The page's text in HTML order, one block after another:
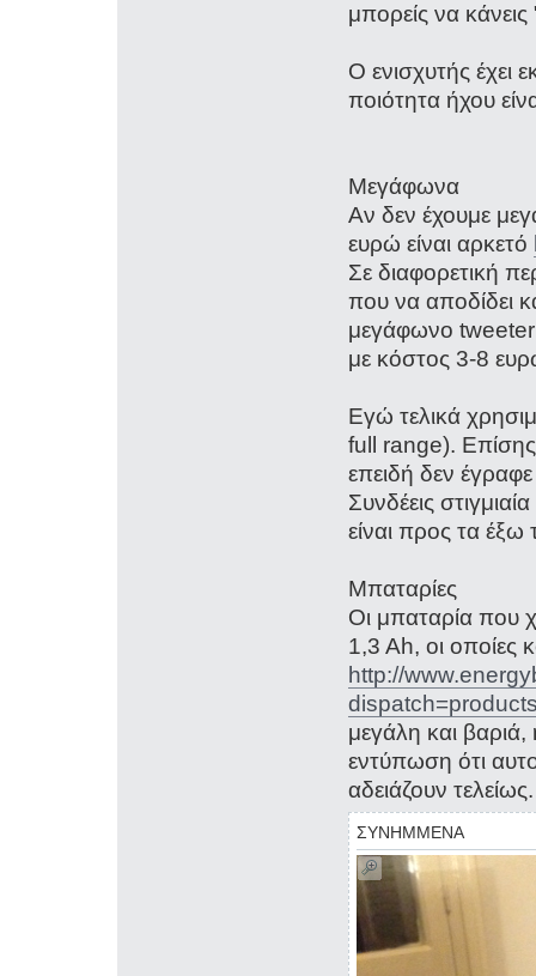
μπορείς να
Ο ενισχυτής έχει
ποιότητα ήχου
Μεγάφωνα
Αν δεν έχουμε
ευρώ είναι αρκετό
Σε διαφορετική
που να αποδίδει
μεγάφωνο
με κόστος 3-8
Εγώ τελικά
full range). Επίσης
επειδή δεν
Συνδέεις
είναι προς τα έξω
Μπαταρίες
Οι μπαταρία που
1,3 Ah, οι οποίες
http://
μεγάλη και βαριά,
εντύπωση ότι
αδειάζουν τελείως.
ΣΥΝΗΜΜΕΝΑ